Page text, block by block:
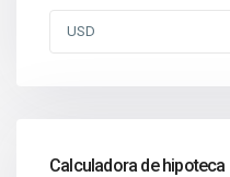
USD
Calculadora de hipoteca